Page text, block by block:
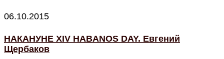
06.10.2015
НАКАНУНЕ XIV HABANOS DAY. Евгений
Щербаков